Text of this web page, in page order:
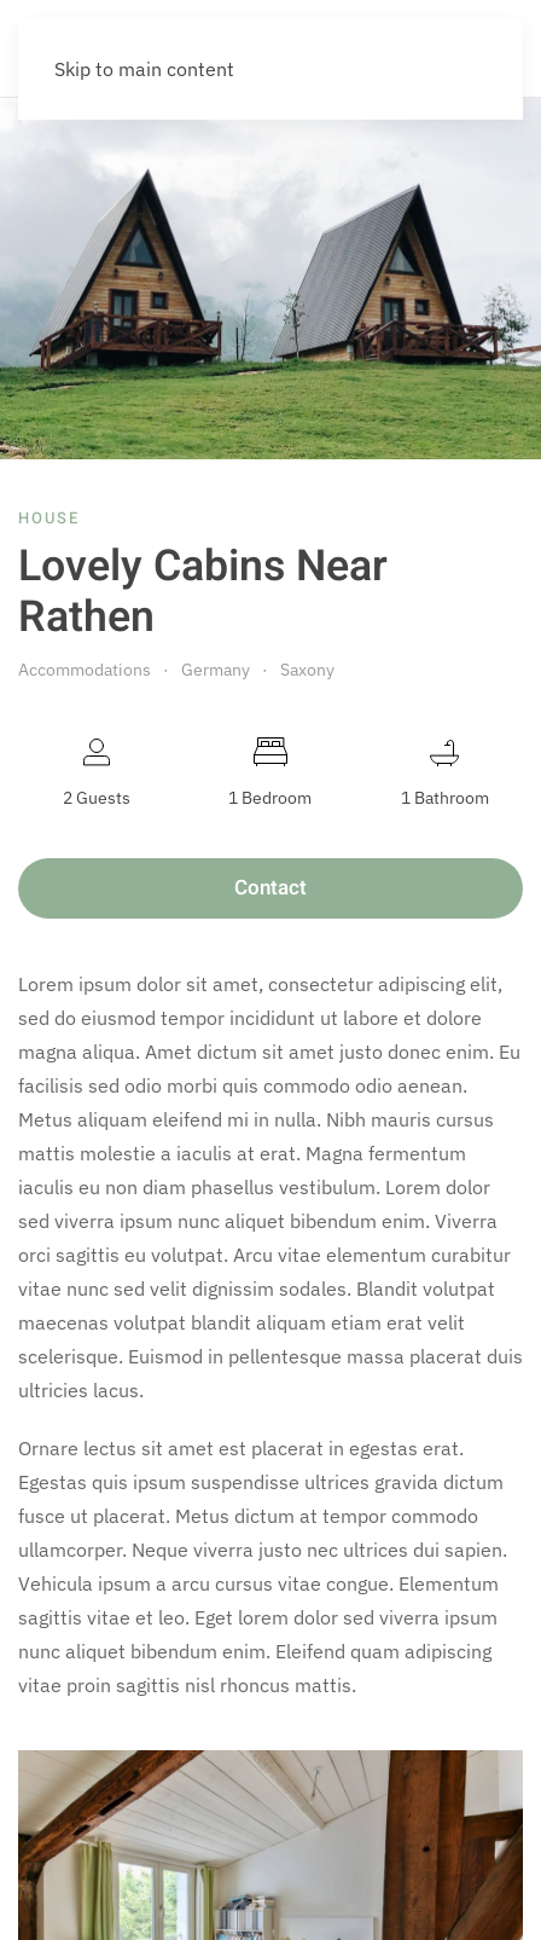
Skip to main content
HOUSE
Lovely Cabins Near
Rathen
Accommodations Germany Saxony
2 Guests 1 Bedroom 1 Bathroom
Contact
Lorem ipsum dolor sit amet, consectetur adipiscing elit,
sed do eiusmod tempor incididunt ut labore et dolore
magna aliqua. Amet dictum sit amet justo donec enim. Eu
facilisis sed odio morbi quis commodo odio aenean.
Metus aliquam eleifend mi in nulla. Nibh mauris cursus
mattis molestie a iaculis at erat. Magna fermentum
iaculis eu non diam phasellus vestibulum. Lorem dolor
sed viverra ipsum nunc aliquet bibendum enim. Viverra
orci sagittis eu volutpat. Arcu vitae elementum curabitur
vitae nunc sed velit dignissim sodales. Blandit volutpat
maecenas volutpat blandit aliquam etiam erat velit
scelerisque. Euismod in pellentesque massa placerat duis
ultricies lacus.
Ornare lectus sit amet est placerat in egestas erat.
Egestas quis ipsum suspendisse ultrices gravida dictum
fusce ut placerat. Metus dictum at tempor commodo
ullamcorper. Neque viverra justo nec ultrices dui sapien.
Vehicula ipsum a arcu cursus vitae congue. Elementum
sagittis vitae et leo. Eget lorem dolor sed viverra ipsum
nunc aliquet bibendum enim. Eleifend quam adipiscing
vitae proin sagittis nisl rhoncus mattis.